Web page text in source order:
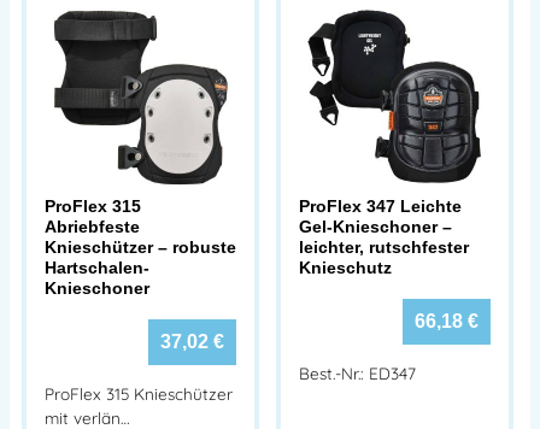
ProFlex 315
Abriebfeste
Knieschützer – robuste
Hartschalen-
Knieschoner
37,02 €
ProFlex 315 Knieschützer
mit verlän…
ProFlex 347 Leichte
Gel-Knieschoner –
leichter, rutschfester
Knieschutz
66,18 €
Best.-Nr.: ED347